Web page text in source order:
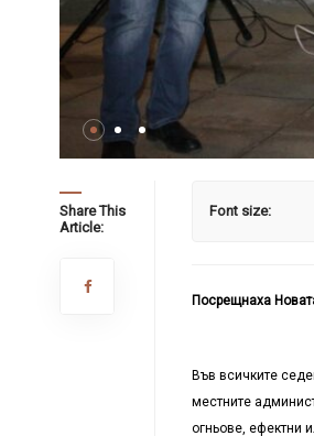
Share This
Article:
Font size:
Посрещнаха
Във всичките
местните
огньове, ефектни